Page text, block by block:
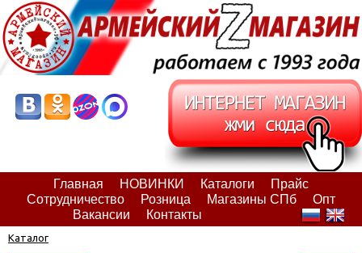
Главная НОВИНКИ Каталоги
Прайс
Сотрудничество
Розница Магазины СПб
Опт
Вакансии
Контакты
Каталог